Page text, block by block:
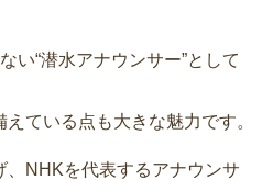
い“潜水アナウンサー”として
ている点も大きな魅力です。
NHKを代表するアナウンサ